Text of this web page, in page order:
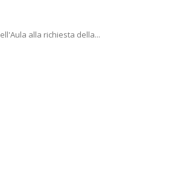
alla richiesta della...